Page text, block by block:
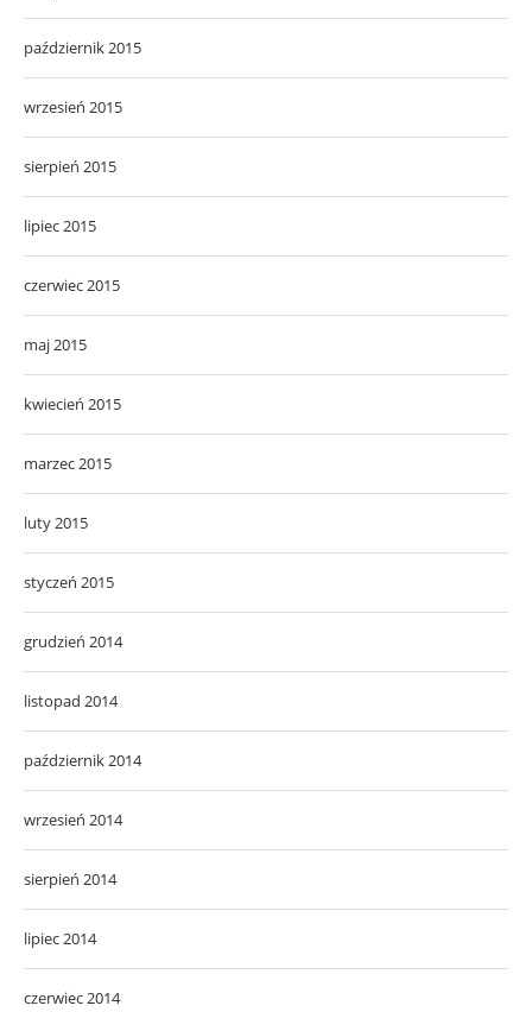
październik 2015
wrzesień 2015
sierpień 2015
lipiec 2015
czerwiec 2015
maj 2015
kwiecień 2015
marzec 2015
luty 2015
styczeń 2015
grudzień 2014
listopad 2014
październik 2014
wrzesień 2014
sierpień 2014
lipiec 2014
czerwiec 2014